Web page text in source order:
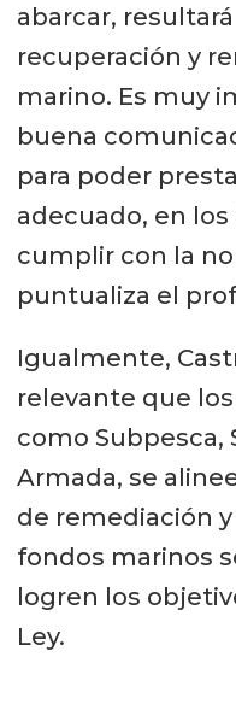
abarcar,
recuperación y
marino. Es muy
buena
para poder
adecuado, en
cumplir con la
puntualiza el
Igualmente,
relevante que
como Subpesca,
Armada, se
de remediación
fondos marinos
logren los
Ley.